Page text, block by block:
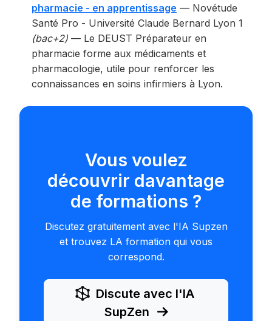
pharmacie - en apprentissage — Novétude
Santé Pro - Université Claude Bernard Lyon 1
(bac+2) — Le DEUST Préparateur en
pharmacie forme aux médicaments et
pharmacologie, utile pour renforcer les
connaissances en soins infirmiers à Lyon.
Vous voulez
découvrir davantage
de formations ?
Discutez gratuitement avec l'IA Supzen
et trouvez LA formation qui vous
correspond.
Discute avec l'IA
SupZen